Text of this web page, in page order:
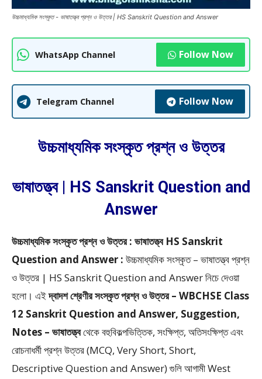
উচ্চমাধ্যমিক সংস্কৃত - ভাষাতত্ত্ব প্রশ্ন ও উত্তর | HS Sanskrit Question and Answer
WhatsApp Channel Follow Now
Telegram Channel Follow Now
উচ্চমাধ্যমিক সংস্কৃত প্রশ্ন ও উত্তর
ভাষাতত্ত্ব | HS Sanskrit Question and
Answer
উচ্চমাধ্যমিক সংস্কৃত প্রশ্ন ও উত্তর : ভাষাতত্ত্ব HS Sanskrit
Question and Answer : উচ্চমাধ্যমিক সংস্কৃত – ভাষাতত্ত্ব প্রশ্ন
ও উত্তর | HS Sanskrit Question and Answerনিচে দেওয়া
হলো। এইদ্বাদশ শ্রেণীর সংস্কৃত প্রশ্ন ও উত্তর – WBCHSE Class
12 Sanskrit Question and Answer, Suggestion,
Notes – ভাষাতত্ত্বথেকেবহুবিকল্পভিত্তিক, সংক্ষিপ্ত, অতিসংক্ষিপ্ত এবং
রোচনাধর্মী প্রশ্ন উত্তর (MCQ, Very Short, Short,
Descriptive Question and Answer)গুলি আগামী West